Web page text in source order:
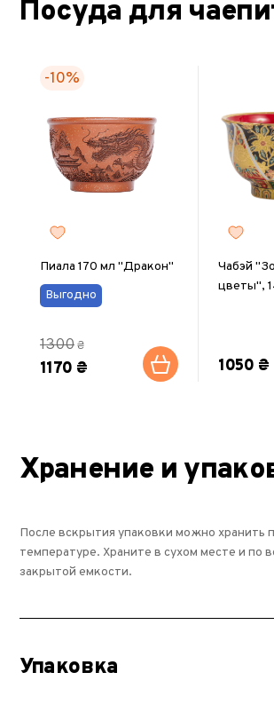
Посуда для
-10%
Пиала 170 мл "Дракон"
Выгодно
1300₴
1170 ₴
Чабэй
цветы",
1050 ₴
Хранение и
После вскрытия упаковки можно хранить
температуре. Храните в сухом месте и по
закрытой емкости.
Упаковка